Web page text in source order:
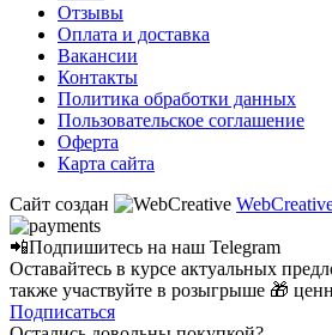
Отзывы
Оплата и доставка
Вакансии
Контакты
Политика обработки данных
Пользовательское соглашение
Оферта
Карта сайта
Сайт создан
📲Подпишитесь на наш Telegram
Оставайтесь в курсе актуальных
также участвуйте в розыгрыше 🎁
Подписаться